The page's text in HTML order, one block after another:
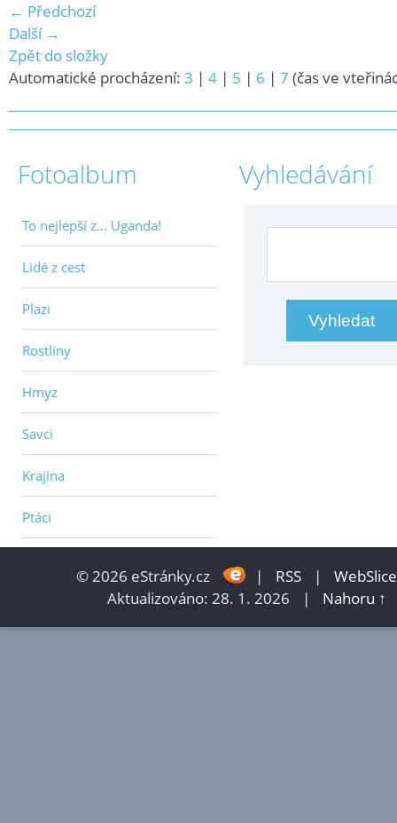
← Předchozí
Další →
Zpět do složky
Automatické procházení: 3 | 4 | 5 | 6 | 7 (čas ve
Fotoalbum
To nejlepší z... Uganda!
Lidé z cest
Plazi
Rostliny
Hmyz
Savci
Krajina
Ptáci
Vyhledávání
© 2026 eStránky.cz | RSS |
WebSlice
Aktualizováno: 28. 1. 2026
| Nahoru ↑